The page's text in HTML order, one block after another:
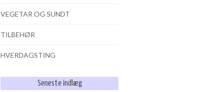
VEGETAR OG SUNDT
TILBEHØR
HVERDAGSTING
Seneste indlæg